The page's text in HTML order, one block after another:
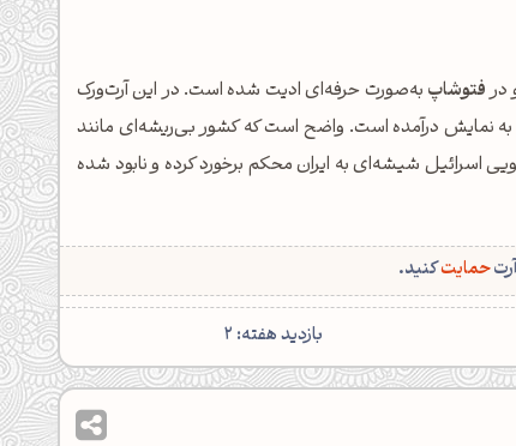
درفتوشاپبه‌صورت حرفه‌ای ادیت شده است. در این آرت‌ورک
نمایش درآمده است. واضح است که کشور بی‌ریشه‌ای مانند
اسرائیل شیشه‌ای به ایران محکم برخورد کرده و نابود شده
حمایتکنید.
بازدید هفته: 2